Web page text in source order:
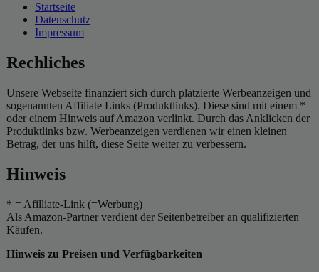
Startseite
Datenschutz
Impressum
Rechliches
Unsere Webseite finanziert sich durch platzierte Werbeanzeigen und
sogenannten Affiliate Links (Produktlinks). Diese sind mit einem *
oder einem Hinweis auf Amazon verlinkt. Durch das Anklicken der
Produktlinks bzw. Werbeanzeigen verdienen wir einen kleinen
Betrag, der uns hilft, diese Seite weiter zu verbessern.
Hinweis
* = Afilliate-Link (=Werbung)
Als Amazon-Partner verdient der Seitenbetreiber an qualifizierten
Käufen.
Hinweis zu Preisen und Verfügbarkeiten